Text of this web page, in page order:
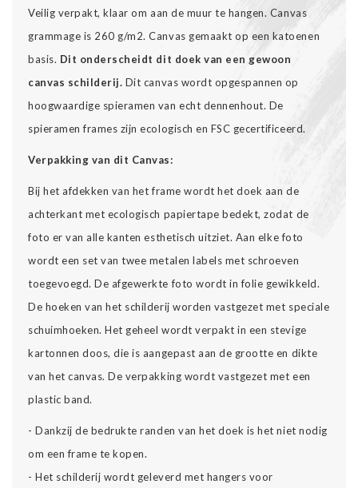
Veilig verpakt, klaar om aan de muur te hangen. Canvas
grammage is 260 g/m2. Canvas gemaakt op een katoenen
basis. Dit onderscheidt dit doek van een gewoon
canvas schilderij. Dit canvas wordt opgespannen op
hoogwaardige spieramen van echt dennenhout. De
spieramen frames zijn ecologisch en FSC gecertificeerd.
Verpakking van dit Canvas:
Bij het afdekken van het frame wordt het doek aan de
achterkant met ecologisch papiertape bedekt, zodat de
foto er van alle kanten esthetisch uitziet. Aan elke foto
wordt een set van twee metalen labels met schroeven
toegevoegd. De afgewerkte foto wordt in folie gewikkeld.
De hoeken van het schilderij worden vastgezet met speciale
schuimhoeken. Het geheel wordt verpakt in een stevige
kartonnen doos, die is aangepast aan de grootte en dikte
van het canvas. De verpakking wordt vastgezet met een
plastic band.
- Dankzij de bedrukte randen van het doek is het niet nodig
om een frame te kopen.
- Het schilderij wordt geleverd met hangers voor